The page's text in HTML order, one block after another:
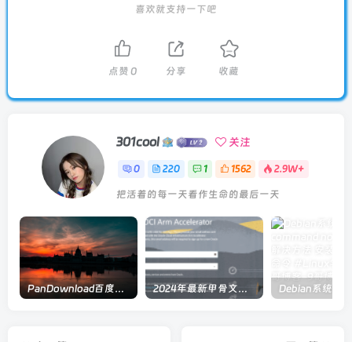
喜欢就支持一下吧
点赞 0 分享 收藏
301cool 关注
0 220 1 1562 2.9W+
把活着的每一天看作生命的最后一天
PanDownload百度网盘在线解析 2024年最新甲骨文注册及申请免费 VPS 教程